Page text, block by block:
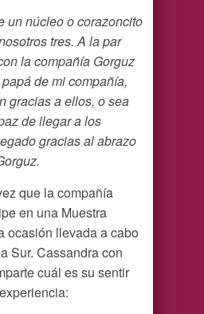
un núcleo o corazoncito
tres. A la par
la compañía Gorguz
de mi compañía,
gracias a ellos, o sea
de llegar a los
gracias al abrazo
que la compañía
en una Muestra
ocasión llevada a cabo
Sur. Cassandra con
cuál es su sentir